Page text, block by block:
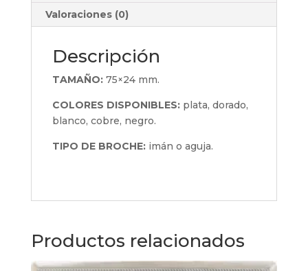
Valoraciones (0)
Descripción
TAMAÑO:75×24 mm.
COLORES DISPONIBLES:plata, dorado,
blanco, cobre, negro.
TIPO DE BROCHE:imán o aguja.
Productos relacionados